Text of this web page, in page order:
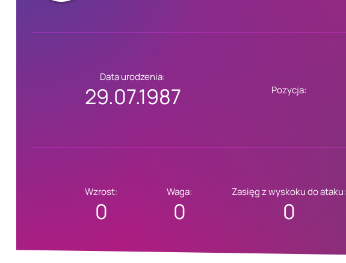
Data urodzenia:
29.07.1987 Pozycja:
Wzrost:
0
Waga:
0
Zasięg z wyskoku do ataku:
0